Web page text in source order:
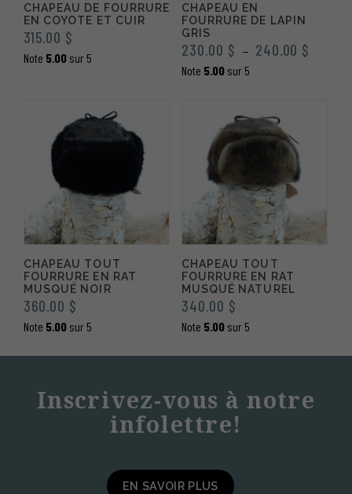
CHAPEAU DE FOURRURE
EN COYOTE ET CUIR
315.00 $
Note 5.00 sur 5
CHAPEAU EN
FOURRURE DE LAPIN
GRIS
230.00 $ – 240.00 $
Note 5.00sur 5
CHAPEAU TOUT
FOURRURE EN RAT
MUSQUÉ NOIR
360.00 $
Note 5.00 sur 5
CHAPEAU TOUT
FOURRURE EN RAT
MUSQUÉ NATUREL
340.00 $
Note 5.00sur 5
Inscrivez-vous à notre
infolettre!
EN SAVOIR PLUS